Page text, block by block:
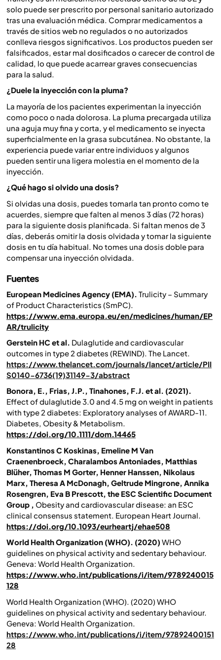
solo puede ser prescrito por personal sanitario autorizado
tras una evaluación médica. Comprar medicamentos a
través de sitios web no regulados o no autorizados
conlleva riesgos significativos. Los productos pueden ser
falsificados, estar mal dosificados o carecer de control de
calidad, lo que puede acarrear graves consecuencias
para la salud.
¿Duele la inyección con la pluma?
La mayoría de los pacientes experimentan la inyección
como poco o nada dolorosa. La pluma precargada utiliza
una aguja muy fina y corta, y el medicamento se inyecta
superficialmente en la grasa subcutánea. No obstante, la
experiencia puede variar entre individuos y algunos
pueden sentir una ligera molestia en el momento de la
inyección.
¿Qué hago si olvido una dosis?
Si olvidas una dosis, puedes tomarla tan pronto como te
acuerdes, siempre que falten al menos 3 días (72 horas)
para la siguiente dosis planificada. Si faltan menos de 3
días, deberás omitir la dosis olvidada y tomar la siguiente
dosis en tu día habitual. No tomes una dosis doble para
compensar una inyección olvidada.
Fuentes
European Medicines Agency (EMA). Trulicity – Summary
of Product Characteristics (SmPC).
https://www.ema.europa.eu/en/medicines/human/EP
AR/trulicity
Gerstein HC et al. Dulaglutide and cardiovascular
outcomes in type 2 diabetes (REWIND). The Lancet.
https://www.thelancet.com/journals/lancet/article/PII
S0140-6736(19)31149-3/abstract
Bonora, E., Frias, J.P., Tinahones, F.J. et al. (2021).
Effect of dulaglutide 3.0 and 4.5 mg on weight in patients
with type 2 diabetes: Exploratory analyses of AWARD-11.
Diabetes, Obesity & Metabolism.
https://doi.org/10.1111/dom.14465
Konstantinos C Koskinas, Emeline M Van
Craenenbroeck, Charalambos Antoniades, Matthias
Blüher, Thomas M Gorter, Henner Hanssen, Nikolaus
Marx, Theresa A McDonagh, Geltrude Mingrone, Annika
Rosengren, Eva B Prescott, the ESC Scientific Document
Group , Obesity and cardiovascular disease: an ESC
clinical consensus statement. European Heart Journal.
https://doi.org/10.1093/eurheartj/ehae508
World Health Organization (WHO). (2020) WHO
guidelines on physical activity and sedentary behaviour.
Geneva: World Health Organization.
https://www.who.int/publications/i/item/9789240015
128
World Health Organization (WHO). (2020) WHO
guidelines on physical activity and sedentary behaviour.
Geneva: World Health Organization.
https://www.who.int/publications/i/item/97892400151
28